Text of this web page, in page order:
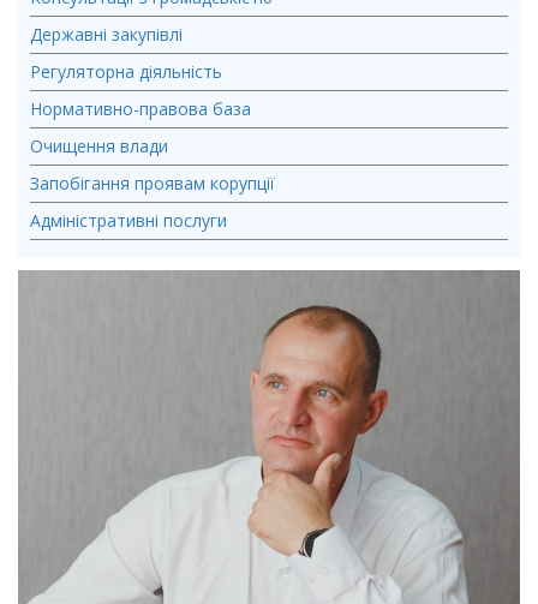
Державні закупівлі
Регуляторна діяльність
Нормативно-правова база
Очищення влади
Запобігання проявам корупції
Адміністративні послуги